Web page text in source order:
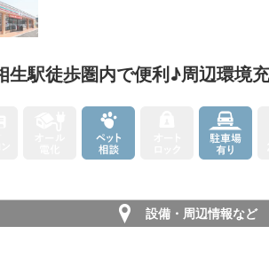
駅徒歩圏内で便利♪周辺環境
設備・周辺情報など